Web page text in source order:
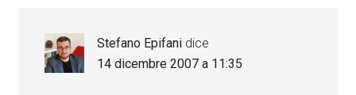
Stefano Epifani dice
14 dicembre 2007 a 11:35